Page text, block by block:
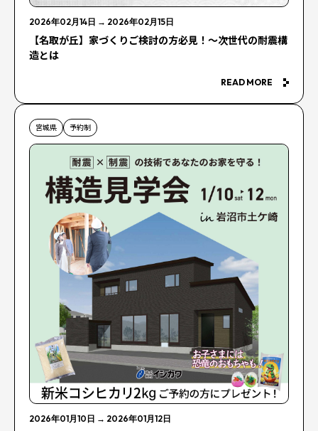
2026年02月14日 → 2026年02月15日
【名取が丘】家づくりご検討の方必見！～次世代の耐震構
造とは
READ MORE
宮城県 予約制
2026年01月10日 → 2026年01月12日